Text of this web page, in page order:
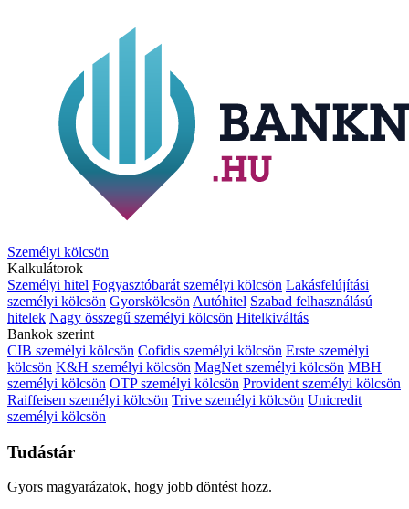
Személyi kölcsön
Kalkulátorok
Személyi hitel Fogyasztóbarát személyi kölcsön Lakásfelújítási
személyi kölcsön Gyorskölcsön Autóhitel Szabad felhasználású
hitelek Nagy összegű személyi kölcsön Hitelkiváltás
Bankok szerint
CIB személyi kölcsön Cofidis személyi kölcsön Erste személyi
kölcsön K&H személyi kölcsön MagNet személyi kölcsön MBH
személyi kölcsön OTP személyi kölcsön Provident személyi kölcsön
Raiffeisen személyi kölcsön Trive személyi kölcsön Unicredit
személyi kölcsön
Tudástár
Gyors magyarázatok, hogy jobb döntést hozz.